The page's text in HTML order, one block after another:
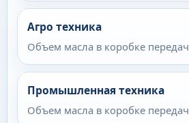
Агро техника
Объем масла в коробке передач
Промышленная техника
Объем масла в коробке передач